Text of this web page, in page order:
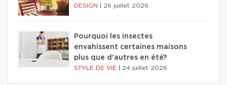
DESIGN 26 juillet 2026
Pourquoi les insectes
envahissent certaines maisons
plus que d'autres en été?
STYLE DE VIE 24 juillet 2026